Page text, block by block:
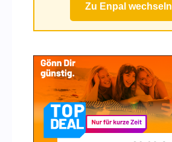
Zu Enpal wechseln